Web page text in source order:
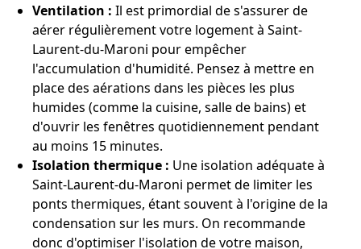
Ventilation : Il est primordial de s'assurer de
aérer régulièrement votre logement à Saint-
Laurent-du-Maroni pour empêcher
l'accumulation d'humidité. Pensez à mettre en
place des aérations dans les pièces les plus
humides (comme la cuisine, salle de bains) et
d'ouvrir les fenêtres quotidiennement pendant
au moins 15 minutes.
Isolation thermique : Une isolation adéquate à
Saint-Laurent-du-Maroni permet de limiter les
ponts thermiques, étant souvent à l'origine de la
condensation sur les murs. On recommande
donc d'optimiser l'isolation de votre maison,